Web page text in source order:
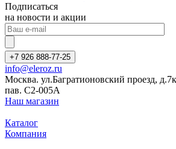
Подписаться
на новости и акции
+7 926 888-77-25
info@eleroz.ru
Москва. ул.Багратионовский проезд,
пав. C2-005A
Наш магазин
Каталог
Компания